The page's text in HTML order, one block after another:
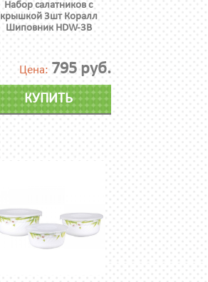
Набор салатников с
крышкой 3шт Коралл
Шиповник HDW-3B
Цена: 795 руб.
КУПИТЬ